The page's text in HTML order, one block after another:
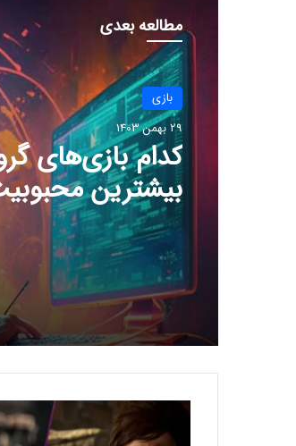
مطالعه بعدی
بازی
29 بهمن 1403
جدید سونی
ب